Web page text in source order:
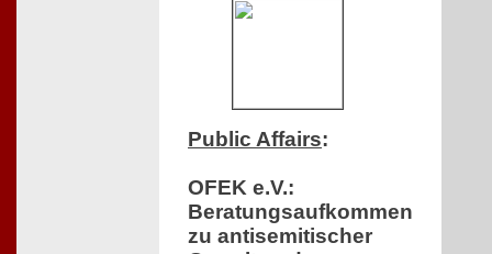
Public Affairs:
OFEK e.V.:
Beratungsaufkommen
zu antisemitischer